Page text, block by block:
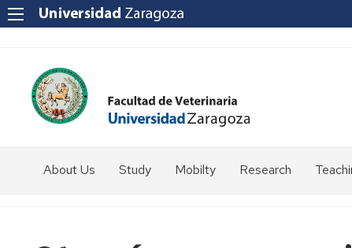
About Us Study Mobilty Research